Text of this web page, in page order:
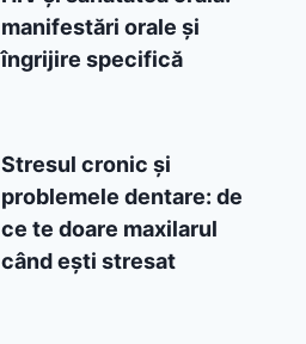
manifestări orale și
îngrijire specifică
Stresul cronic și
problemele dentare: de
ce te doare maxilarul
când ești stresat